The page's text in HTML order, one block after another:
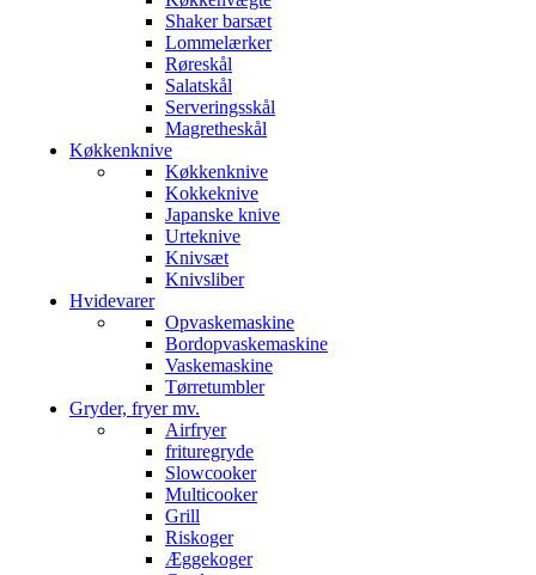
Shaker barsæt
Lommelærker
Røreskål
Salatskål
Serveringsskål
Magretheskål
Køkkenknive
Køkkenknive
Kokkeknive
Japanske knive
Urteknive
Knivsæt
Knivsliber
Hvidevarer
Opvaskemaskine
Bordopvaskemaskine
Vaskemaskine
Tørretumbler
Gryder, fryer mv.
Airfryer
frituregryde
Slowcooker
Multicooker
Grill
Riskoger
Æggekoger